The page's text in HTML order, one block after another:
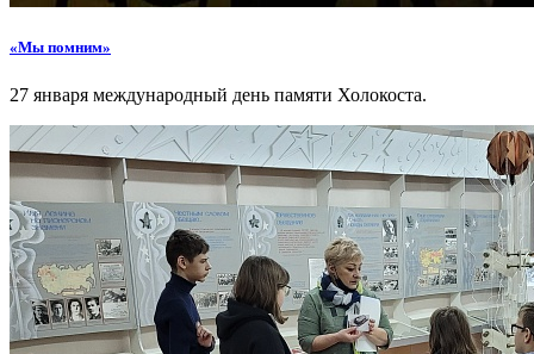
«Мы помним»
27 января международный день памяти Холокоста.